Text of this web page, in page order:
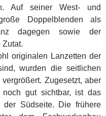
Auf seiner West- und
Doppelblenden als
dagegen sowie der
originalen Lanzetten der
wurden die seitlichen
Zugesetzt, aber
noch gut sichtbar, ist das
der Südseite. Die frühere